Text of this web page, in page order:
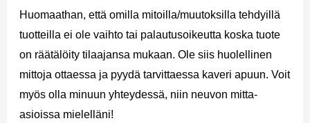
Huomaathan, että omilla mitoilla/muutoksilla tehdyillä
tuotteilla ei ole vaihto tai palautusoikeutta koska tuote
on räätälöity tilaajansa mukaan. Ole siis huolellinen
mittoja ottaessa ja pyydä tarvittaessa kaveri apuun. Voit
myös olla minuun yhteydessä, niin neuvon mitta-
asioissa mielelläni!